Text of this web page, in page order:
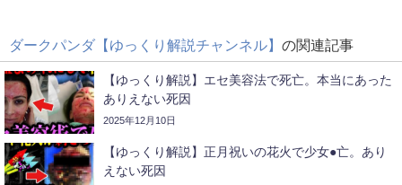
ダークパンダ【ゆっくり解説チャンネル】 の関連記事
【ゆっくり解説】エセ美容法で死亡。本当にあった
ありえない死因
2025年12月10日
【ゆっくり解説】正月祝いの花火で少女●亡。あり
えない死因